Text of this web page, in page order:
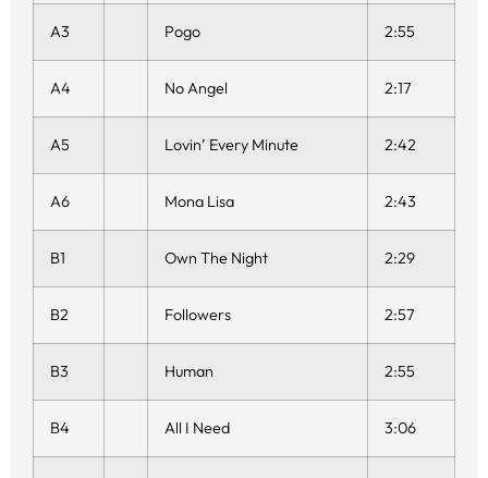
A3 Pogo 2:55
A4 No Angel 2:17
A5 Lovin’ Every Minute 2:42
A6 Mona Lisa 2:43
B1 Own The Night 2:29
B2 Followers 2:57
B3 Human 2:55
B4 All I Need 3:06